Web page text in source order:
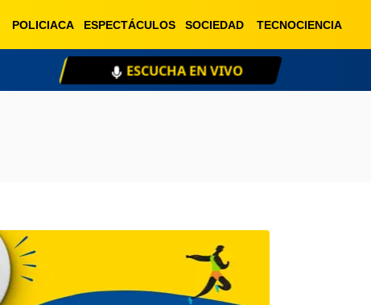
POLICIACA ESPECTÁCULOS SOCIEDAD TECNOCIENCIA
ESCUCHA EN VIVO